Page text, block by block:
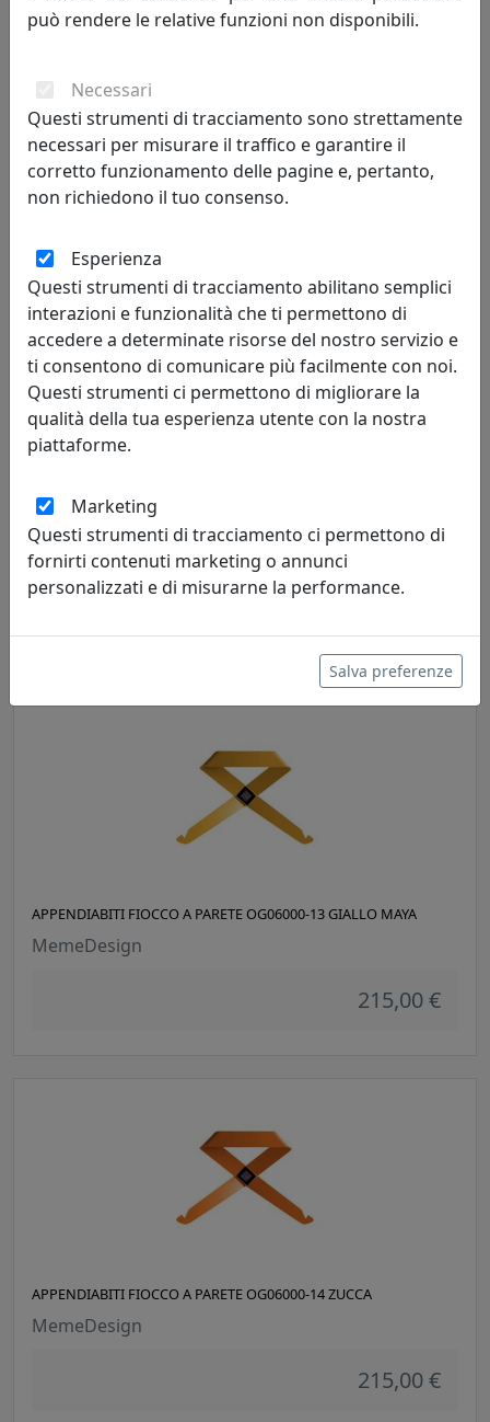
APPENDIABITI FIOCCO A PARETE OG06000-10 PETROLIO
MemeDesign
APPENDIABITI FIOCCO A PARETE OG06000-12 NERO
MemeDesign
APPENDIABITI FIOCCO A PARETE OG06000-13 GIALLO MAYA
MemeDesign
215,00 €
APPENDIABITI FIOCCO A PARETE OG06000-14 ZUCCA
MemeDesign
215,00 €
può rendere le relative funzioni non disponibili.
Necessari
Questi strumenti di tracciamento sono strettamente
necessari per misurare il traffico e garantire il
corretto funzionamento delle pagine e, pertanto,
non richiedono il tuo consenso.
Esperienza
Questi strumenti di tracciamento abilitano semplici
interazioni e funzionalità che ti permettono di
accedere a determinate risorse del nostro servizio e
ti consentono di comunicare più facilmente con noi.
Questi strumenti ci permettono di migliorare la
qualità della tua esperienza utente con la nostra
piattaforme.
Marketing
Questi strumenti di tracciamento ci permettono di
fornirti contenuti marketing o annunci
personalizzati e di misurarne la performance.
Salva preferenze